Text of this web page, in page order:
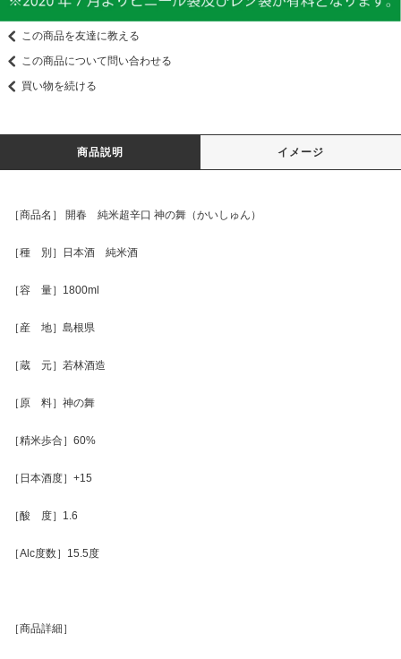
この商品を友達に教える
この商品について問い合わせる
買い物を続ける
商品説明 イメージ
［商品名］ 開春 純米超辛口 神の舞（かいしゅん）
［種 別］日本酒 純米酒
［容 量］1800ml
［産 地］島根県
［蔵 元］若林酒造
［原 料］神の舞
［精米歩合］60%
［日本酒度］+15
［酸 度］1.6
［Alc度数］15.5度
［商品詳細］